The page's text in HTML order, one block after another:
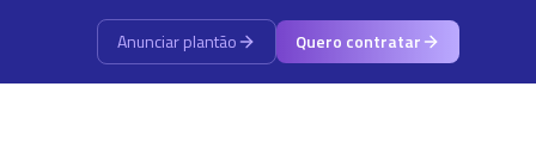
Anunciar plantão Quero contratar